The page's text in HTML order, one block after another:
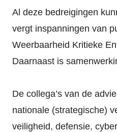
Al deze bedreigingen
vergt inspanningen van
Weerbaarheid Kritieke
Daarnaast is
De collega’s van de
nationale (strategische)
veiligheid, defensie,